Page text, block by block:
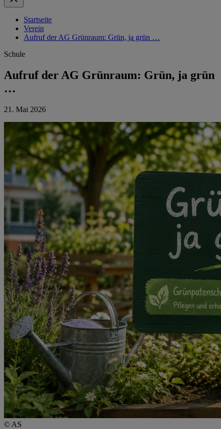
Startseite
Verein
Aufruf der AG Grünraum: Grün, ja grün …
Schule
Aufruf der AG Grünraum: Grün, ja grün
…
21. Mai 2026
© AS